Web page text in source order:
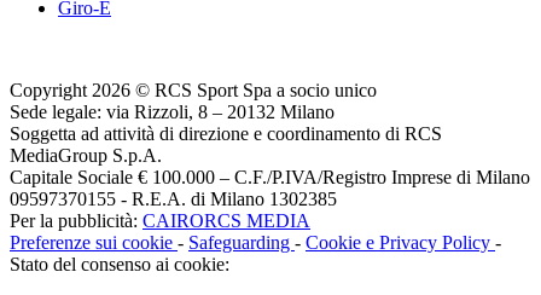
Giro-E
Copyright 2026 © RCS Sport Spa a socio unico
Sede legale: via Rizzoli, 8 – 20132 Milano
Soggetta ad attività di direzione e coordinamento di RCS
MediaGroup S.p.A.
Capitale Sociale € 100.000 – C.F./P.IVA/Registro Imprese di Milano
09597370155 - R.E.A. di Milano 1302385
Per la pubblicità: CAIRORCS MEDIA
Preferenze sui cookie - Safeguarding - Cookie e Privacy Policy -
Stato del consenso ai cookie: